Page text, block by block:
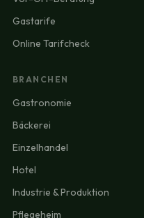
Gastarife
Online Tarifcheck
BRANCHEN
Gastronomie
Bäckerei
Einzelhandel
Hotel
Industrie & Produktion
Pflegeheim